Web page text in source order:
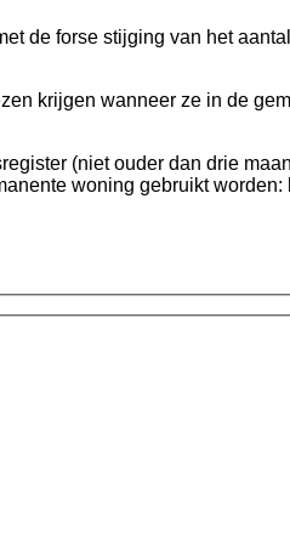
de forse stijging van het
krijgen wanneer ze in de
(niet ouder dan drie
woning gebruikt